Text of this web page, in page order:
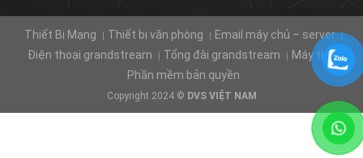
Thiết Bị Mạng Thiết bị văn phòng
Email máy chủ – server
Điện thoại grandstream
Tổng đài grandstream
Máy tính
Phần mềm bản quyền
Copyright 2024 © DVS VIỆT NAM